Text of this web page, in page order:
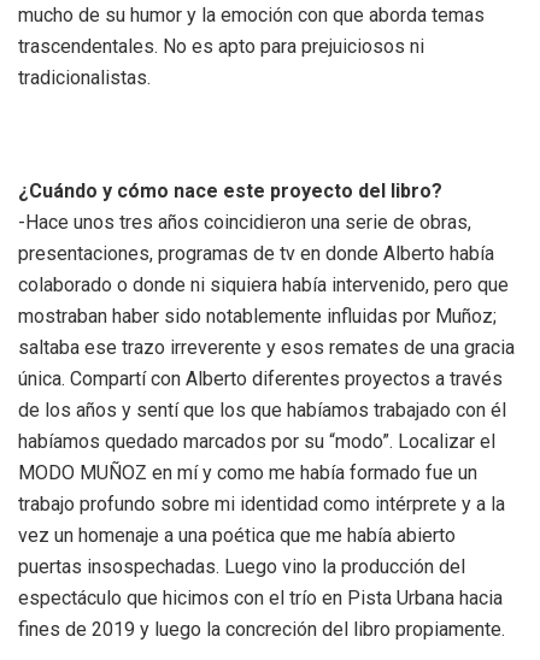
mucho de su humor y la emoción con que aborda temas
trascendentales. No es apto para prejuiciosos ni
tradicionalistas.
¿Cuándo y cómo nace este proyecto del libro?
-Hace unos tres años coincidieron una serie de obras,
presentaciones, programas de tv en donde Alberto había
colaborado o donde ni siquiera había intervenido, pero que
mostraban haber sido notablemente influidas por Muñoz;
saltaba ese trazo irreverente y esos remates de una gracia
única. Compartí con Alberto diferentes proyectos a través
de los años y sentí que los que habíamos trabajado con él
habíamos quedado marcados por su “modo”. Localizar el
MODO MUÑOZ en mí y como me había formado fue un
trabajo profundo sobre mi identidad como intérprete y a la
vez un homenaje a una poética que me había abierto
puertas insospechadas. Luego vino la producción del
espectáculo que hicimos con el trío en Pista Urbana hacia
fines de 2019 y luego la concreción del libro propiamente.